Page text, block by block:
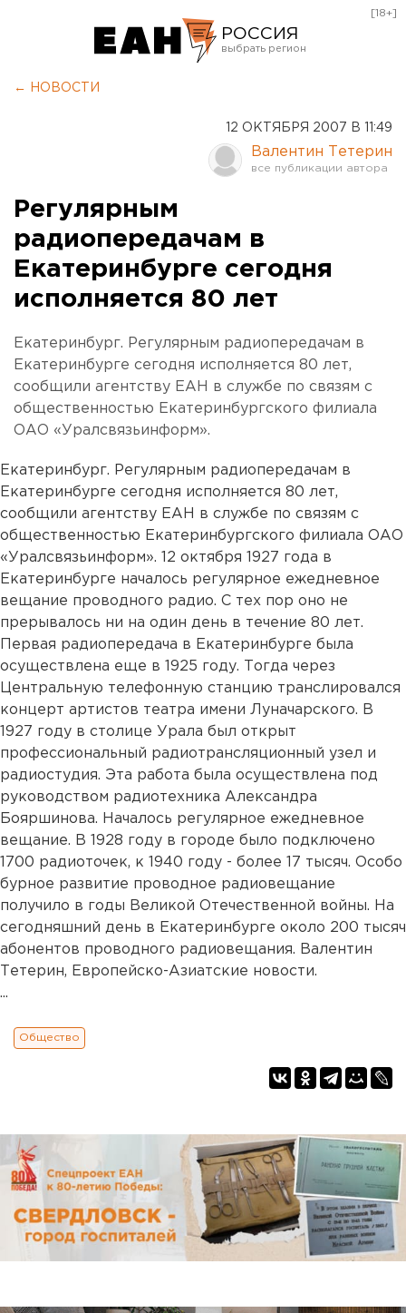
РОССИЯ
Курган
Оренбург
[18+]
← НОВОСТИ
12 ОКТЯБРЯ 2007 В 11:49
Валентин Тетерин
Регулярным
радиопередачам в
Екатеринбурге сегодня
исполняется 80 лет
Екатеринбург. Регулярным радиопередачам в
Екатеринбурге сегодня исполняется 80 лет,
сообщили агентству ЕАН в службе по связям с
общественностью Екатеринбургского филиала
ОАО «Уралсвязьинформ».
Екатеринбург. Регулярным радиопередачам в
Екатеринбурге сегодня исполняется 80 лет,
сообщили агентству ЕАН в службе по связям с
общественностью Екатеринбургского филиала ОАО
«Уралсвязьинформ». 12 октября 1927 года в
Екатеринбурге началось регулярное ежедневное
вещание проводного радио. С тех пор оно не
прерывалось ни на один день в течение 80 лет.
Первая радиопередача в Екатеринбурге была
осуществлена еще в 1925 году. Тогда через
Центральную телефонную станцию транслировался
концерт артистов театра имени Луначарского. В
1927 году в столице Урала был открыт
профессиональный радиотрансляционный узел и
радиостудия. Эта работа была осуществлена под
руководством радиотехника Александра
Бояршинова. Началось регулярное ежедневное
вещание. В 1928 году в городе было подключено
1700 радиоточек, к 1940 году - более 17 тысяч. Особо
бурное развитие проводное радиовещание
получило в годы Великой Отечественной войны. На
сегодняшний день в Екатеринбурге около 200 тысяч
абонентов проводного радиовещания. Валентин
Тетерин, Европейско-Азиатские новости.
...
Общество